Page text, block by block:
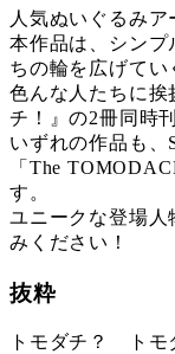
人気ぬいぐるみ
本作品は、シンプ
ちの輪を広げてい
色んな人たちに
チ！』の2冊同時
いずれの作品も
「The
す。
ユニークな登場人
みください！
抜粋
トモダチ？ ト